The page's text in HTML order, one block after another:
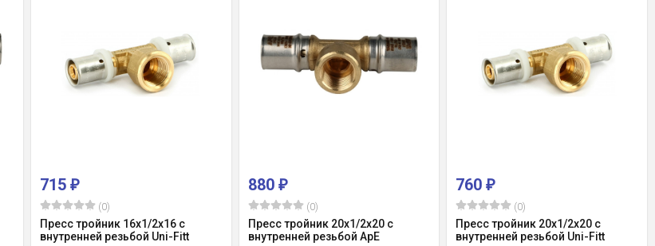
715 ₽
(0)
Пресс тройник 16x1/2x16 с
внутренней резьбой Uni-Fitt
880 ₽
(0)
Пресс тройник 20x1/2x20 с
внутренней резьбой ApE
760₽
(0)
Пресс тройник 20x1/2x20 с
внутренней резьбой Uni-Fitt